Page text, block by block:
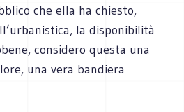
che ella ha chiesto,
la disponibilità
considero questa una
una vera bandiera